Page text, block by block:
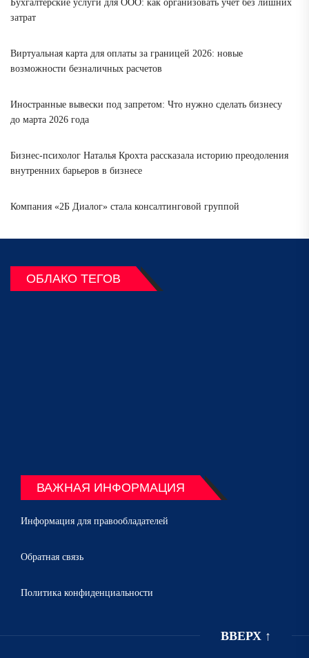
Бухгалтерские услуги для ООО: как организовать учёт без лишних
затрат
Виртуальная карта для оплаты за границей 2026: новые
возможности безналичных расчетов
Иностранные вывески под запретом: Что нужно сделать бизнесу
до марта 2026 года
Бизнес-психолог Наталья Крохта рассказала историю преодоления
внутренних барьеров в бизнесе
Компания «2Б Диалог» стала консалтинговой группой
ОБЛАКО ТЕГОВ
ВАЖНАЯ ИНФОРМАЦИЯ
Информация для правообладателей
Обратная связь
Политика конфиденциальности
ВВЕРХ ↑